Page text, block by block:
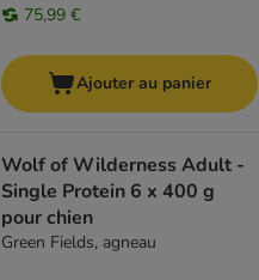
75,99 €
Ajouter au panier
Wolf of Wilderness Adult -
Single Protein 6 x 400 g
pour chien
Green Fields, agneau